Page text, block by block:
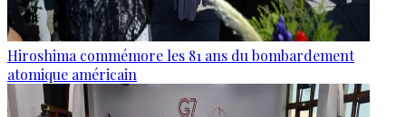
Hiroshima commémore les 81 ans du bombardement
atomique américain